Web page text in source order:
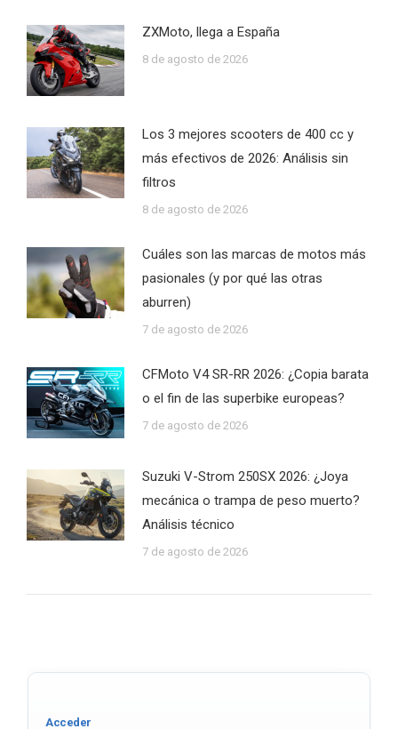
ZXMoto, llega a España
8 de agosto de 2026
Los 3 mejores scooters de 400 cc y
más efectivos de 2026: Análisis sin
filtros
8 de agosto de 2026
Cuáles son las marcas de motos más
pasionales (y por qué las otras
aburren)
7 de agosto de 2026
CFMoto V4 SR-RR 2026: ¿Copia barata
o el fin de las superbike europeas?
7 de agosto de 2026
Suzuki V-Strom 250SX 2026: ¿Joya
mecánica o trampa de peso muerto?
Análisis técnico
7 de agosto de 2026